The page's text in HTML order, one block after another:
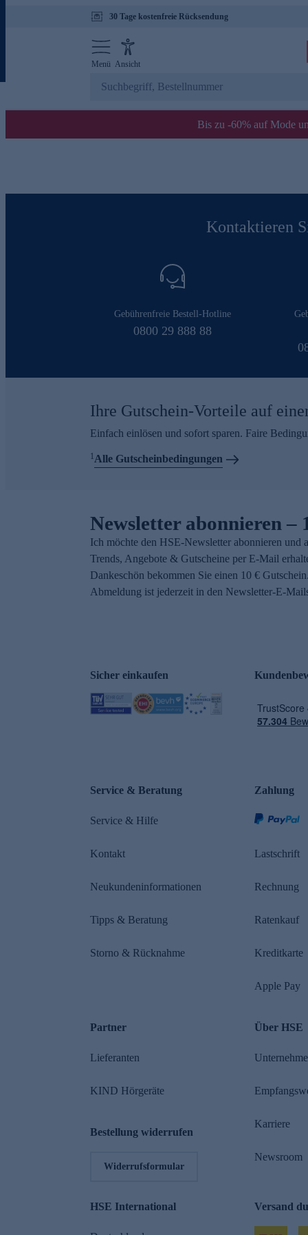
30 Tage kostenfreie Rücksendung
Menü Ansicht
Bis zu -60% auf Mode
Kontaktieren
Gebührenfreie Bestell-Hotline
0800 29 888 88
Ihre Gutschein-Vorteile auf
Einfach einlösen und sofort sparen. Faire
1Alle Gutscheinbedingungen
Newsletter abonnieren –
Ich möchte den HSE-Newsletter abonnieren und
Trends, Angebote & Gutscheine per E-Mail
Dankeschön bekommen Sie einen 10 €
Abmeldung ist jederzeit in den Newsletter-E-
Sicher einkaufen
Service & Beratung
Service & Hilfe
Kontakt
Neukundeninformationen
Tipps & Beratung
Storno & Rücknahme
Zahlung
Lastschrift
Rechnung
Ratenkauf
Kreditkarte
Apple Pay
Partner
Lieferanten
KIND Hörgeräte
Bestellung widerrufen
Widerrufsformular
Über HSE
Karriere
Newsroom
HSE International Versand